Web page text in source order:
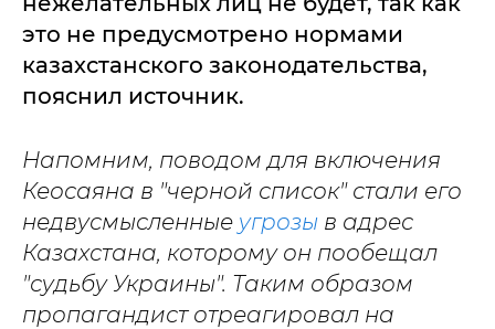
это не предусмотрено нормами
казахстанского законодательства,
пояснил источник.
Напомним, поводом для включения
Кеосаяна в "черной список" стали его
недвусмысленные угрозы в адрес
Казахстана, которому он пообещал
"судьбу Украины". Таким образом
пропагандист отреагировал на